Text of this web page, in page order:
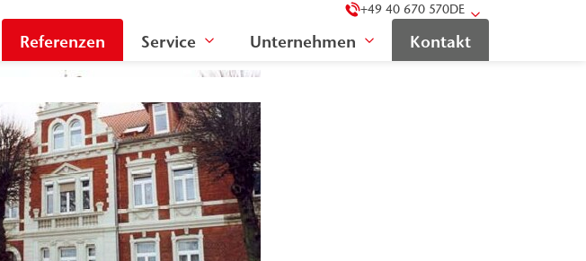
+49 40 670 570DE
Referenzen Service Unternehmen Kontakt